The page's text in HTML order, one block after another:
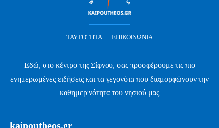
ΤΑΥΤΌΤΗΤΑ ΕΠΙΚΟΙΝΩΝΊΑ
Εδώ, στο κέντρο της Σίφνου, σας προσφέρουμε τις πιο
ενημερωμένες ειδήσεις και τα γεγονότα που διαμορφώνουν την
καθημερινότητα του νησιού μας
kaipoutheos.gr